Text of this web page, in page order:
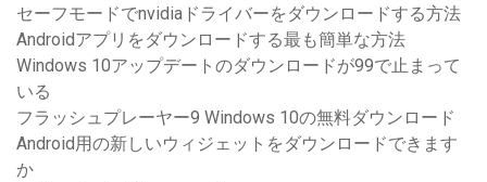
セーフモードでnvidiaドライバーをダウンロードする方法
Androidアプリをダウンロードする最も簡単な方法
Windows 10アップデートのダウンロードが99で止まって
いる
フラッシュプレーヤー9 Windows 10の無料ダウンロード
Android用の新しいウィジェットをダウンロードできます
か